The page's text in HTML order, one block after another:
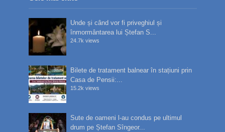
Unde și când vor fi priveghiul și
înmormântarea lui Ștefan S...
24.7k views
Bilete de tratament balnear în stațiuni prin
Casa de Pensii:...
15.2k views
Sute de oameni l-au condus pe ultimul
drum pe Ștefan Sîngeor...